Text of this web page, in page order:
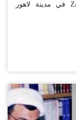
ويعمل حاليا في مستشفى Zainab Memorial في مدينة لاهور